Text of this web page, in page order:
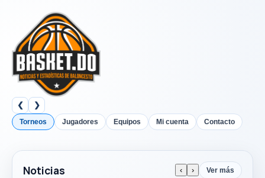
❮ ❯
Torneos Jugadores Equipos Mi cuenta Contacto
Noticias ‹ › Ver más